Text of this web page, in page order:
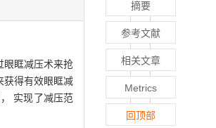
眼眶减压术来抢
获得有效眼眶减
实现了减压范
摘要
参考文献
相关文章
Metrics
回顶部